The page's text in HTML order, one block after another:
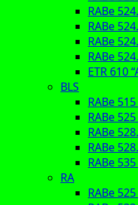
RABe
RABe
RABe
RABe
ETR 610
BLS
RABe
RABe
RABe
RABe
RABe
RA
RABe